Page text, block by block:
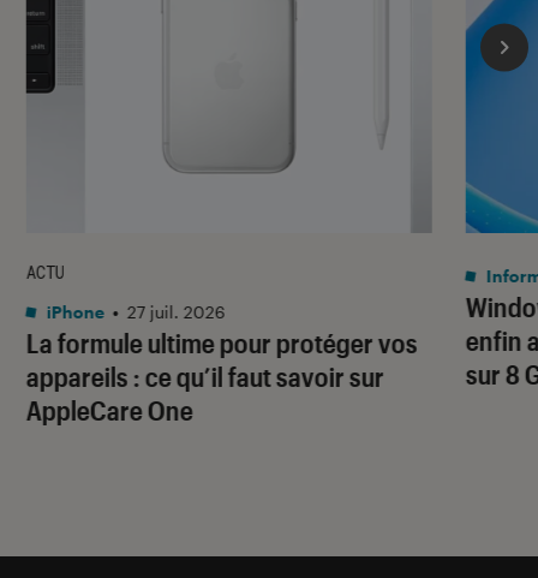
La formule ultime pour protéger vos
appareils : ce qu’il faut savoir sur
AppleCare One
ACTU
iPhone • 27 juil. 2026
enfin
sur 8